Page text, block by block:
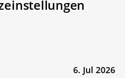
6. Jul 2026